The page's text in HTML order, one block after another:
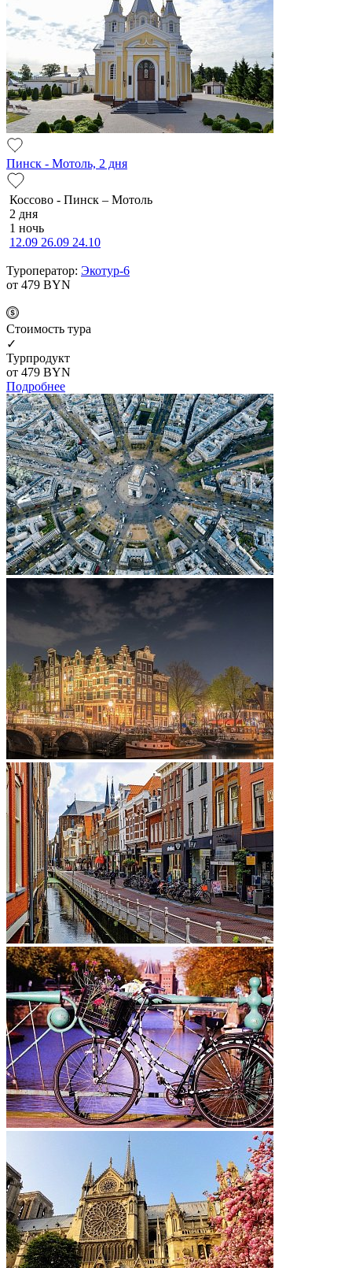
Пинск - Мотоль, 2 дня
Коссово - Пинск – Мотоль
2 дня
1 ночь
12.09 26.09 24.10
Туроператор: Экотур-6
от 479 BYN
Cтоимость тура
✓
Турпродукт
от 479 BYN
Подробнее